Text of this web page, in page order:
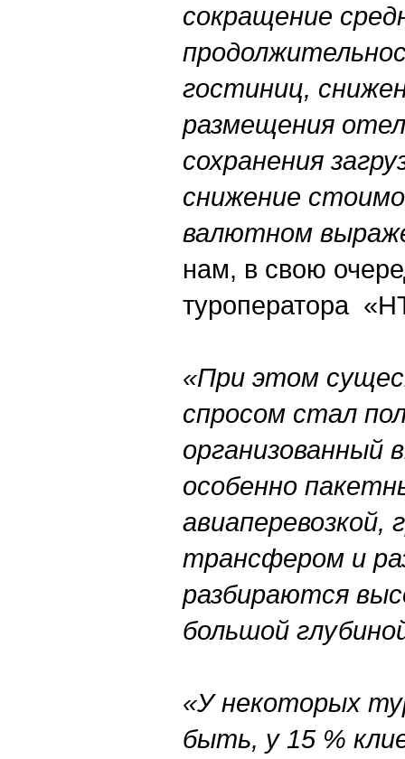
сокращение
гостиниц,
размещения
сохранения
снижение
валютном
нам, в свою
туроператора
«При этом
спросом стал
организованный
особенно
авиаперевозкой,
трансфером и
разбираются
большой
«У некоторых
быть, у 15 %